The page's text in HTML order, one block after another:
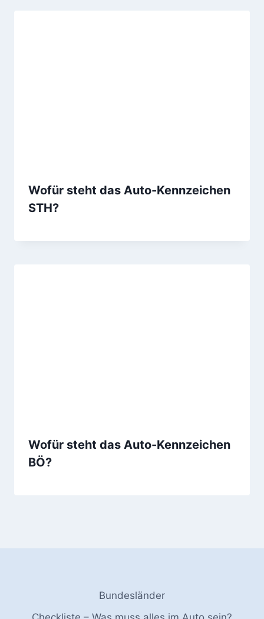
Wofür steht das Auto-Kennzeichen
STH?
Wofür steht das Auto-Kennzeichen
BÖ?
Bundesländer